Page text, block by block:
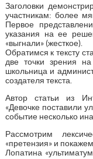
Заголовки
участникам: более
Первое
указания на ее
«выгнали» (жесткое).
Обратимся к тексту
две точки зрения
школьница и
создателя текста.
Автор статьи из
«Девочке поставили
событие несколько
Рассмотрим
«претензия» и
Лопатина